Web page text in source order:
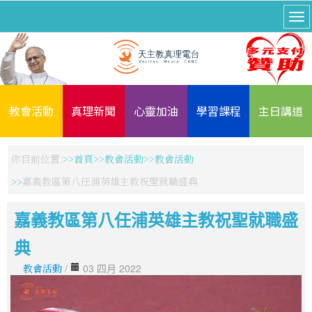
教會活動 真理新聞 心靈加油 學習課程 主日講道
你目前位置: 首頁 教會活動
教會活動
嘉義教區第八任浦英雄主教祝聖就職盛典
嘉義教區第八任浦英雄主教祝聖就職盛
典
教會活動 / 03 四月 2022